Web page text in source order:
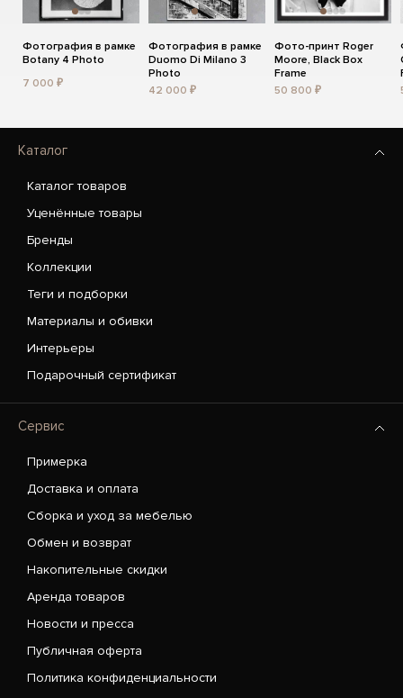
Фотография в рамке
Botany 4 Photo
7 000 ₽
Фотография в рамке
Duomo Di Milano 3
Photo
42 000 ₽
Фото-принт Roger
Moore, Black Box
Frame
50 800 ₽
Каталог
Каталог товаров
Уценённые товары
Бренды
Коллекции
Теги и подборки
Материалы и обивки
Интерьеры
Подарочный сертификат
Сервис
Примерка
Доставка и оплата
Сборка и уход за мебелью
Обмен и возврат
Накопительные скидки
Аренда товаров
Новости и пресса
Публичная оферта
Политика конфиденциальности